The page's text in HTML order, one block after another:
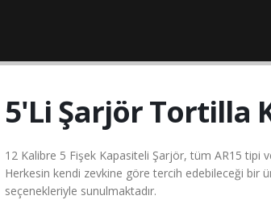
5'Li Şarjör Tortilla
12 Kalibre 5 Fişek Kapasiteli Şarjör, tüm AR15 tipi
Herkesin kendi zevkine göre tercih edebileceği bir
seçenekleriyle sunulmaktadır.